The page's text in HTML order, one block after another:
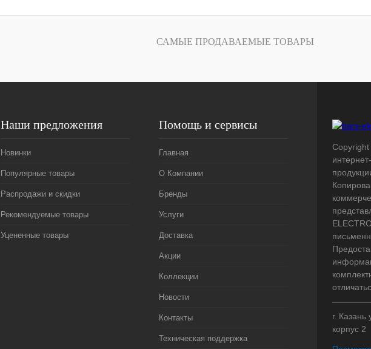
Купить в 1 клик Сравнение
САМЫЕ ПРОДАВАЕМЫЕ ТОВАРЫ
Наши предложения
Новинки
Популярные товары
Распродажи и скидки
Рекомендуемые товары
Уцененные товары
Помощь и сервисы
Главная
О Компании
Бренды
Услуги
Доставка
Акции
Коллекции
Новости
Контакты
Техническая поддержка
г.
корпус 2